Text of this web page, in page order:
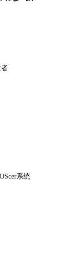
系统